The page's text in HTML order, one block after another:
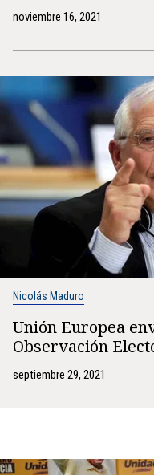
noviembre 16, 2021
Nicolás Maduro
Unión Europea
Observación
septiembre 29, 2021